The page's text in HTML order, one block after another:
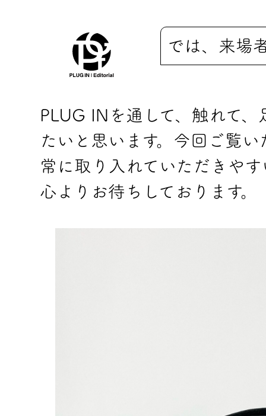
では、来場
PLUG INを通して、触れて
たいと思います。今回ご覧
常に取り入れていただきや
心よりお待ちしております。